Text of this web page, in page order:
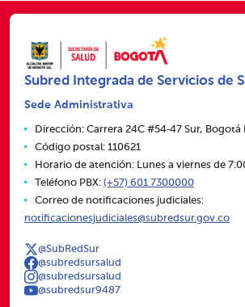
Subred Integrada de Servicios de
Sede Administrativa
Dirección: Carrera 24C #54‑47 Sur, Bogotá
Código postal: 110621
Horario de atención: Lunes a viernes de
Teléfono PBX: (+57) 601 7300000
Correo de notificaciones judiciales:
notificacionesjudiciales@subredsur.gov.co
@SubRedSur
@subredsursalud
@subredsursalud
@subredsur9487